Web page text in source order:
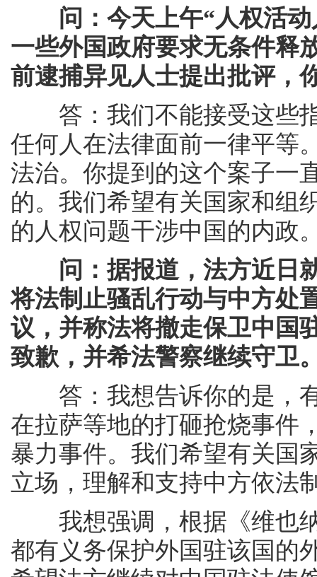
问：今天上午“人权活
一些外国政府要求无条件释
前逮捕异见人士提出批评，
答：我们不能接受这些指
任何人在法律面前一律平等
法治。你提到的这个案子一
的。我们希望有关国家和组
的人权问题干涉中国的内政
问：据报道，法方近日
将法制止骚乱行动与中方处
议，并称法将撤走保卫中国
致歉，并希法警察继续守卫
答：我想告诉你的是，有
在拉萨等地的打砸抢烧事件
暴力事件。我们希望有关国
立场，理解和支持中方依法
我想强调，根据《维也纳
都有义务保护外国驻该国的